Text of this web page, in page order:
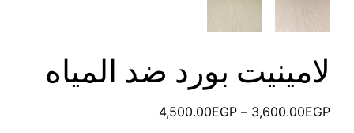
لامينيت بورد ضد المياه
3,600.00EGP
–
4,500.00EGP